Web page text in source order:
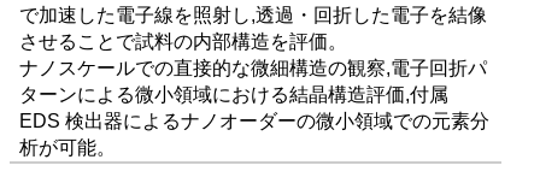
で加速した電子線を照射し,透過・回折した電子を結像
させることで試料の内部構造を評価。
ナノスケールでの直接的な微細構造の観察,電子回折パ
ターンによる微小領域における結晶構造評価,付属
EDS 検出器によるナノオーダーの微小領域での元素分
析が可能。